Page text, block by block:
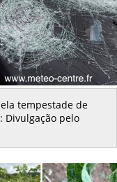
tempestade de
Divulgação pelo